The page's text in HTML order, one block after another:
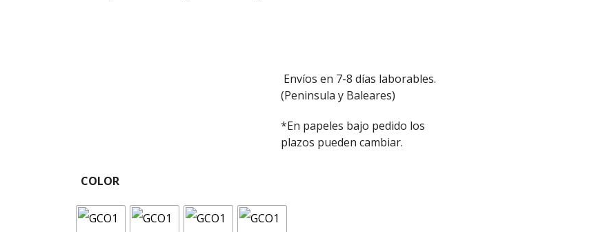
Envíos en 7-8 días laborables.
(Peninsula y Baleares)
*En papeles bajo pedido los
plazos pueden cambiar.
COLOR